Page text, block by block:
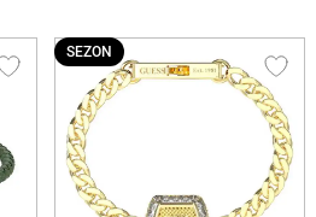
SEZON